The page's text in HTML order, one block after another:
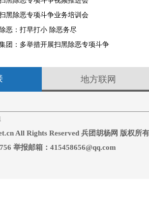
黑除恶专项斗争业务培训会
恶：打早打小 除恶务尽
团：多举措开展扫黑除恶专项斗争
地方联网
All Rights Reserved 兵团胡杨网 版权所有
举报邮箱：415458656@qq.com